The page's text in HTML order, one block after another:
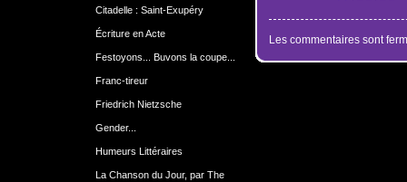
Citadelle : Saint-Exupéry
Écriture en Acte
Festoyons... Buvons la coupe...
Franc-tireur
Friedrich Nietzsche
Gender...
Humeurs Littéraires
La Chanson du Jour, par The
Les commentaires sont